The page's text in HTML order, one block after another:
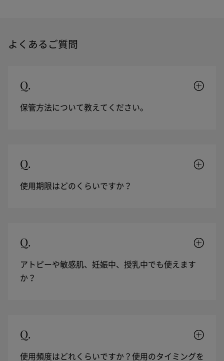
よくあるご質問
Q.
保管方法について教えてください。
Q.
使用期限はどのくらいですか？
Q.
アトピーや敏感肌、妊娠中、授乳中でも使えます
か？
Q.
使用頻度はどれくらいですか？使用のタイミングを